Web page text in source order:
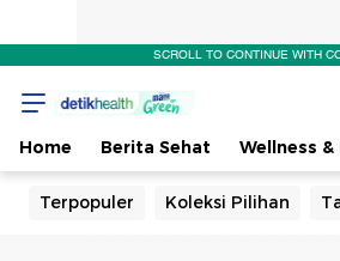
SCROLL TO CONTINUE WITH
Home Berita Sehat Wellness &
Terpopuler Koleksi Pilihan